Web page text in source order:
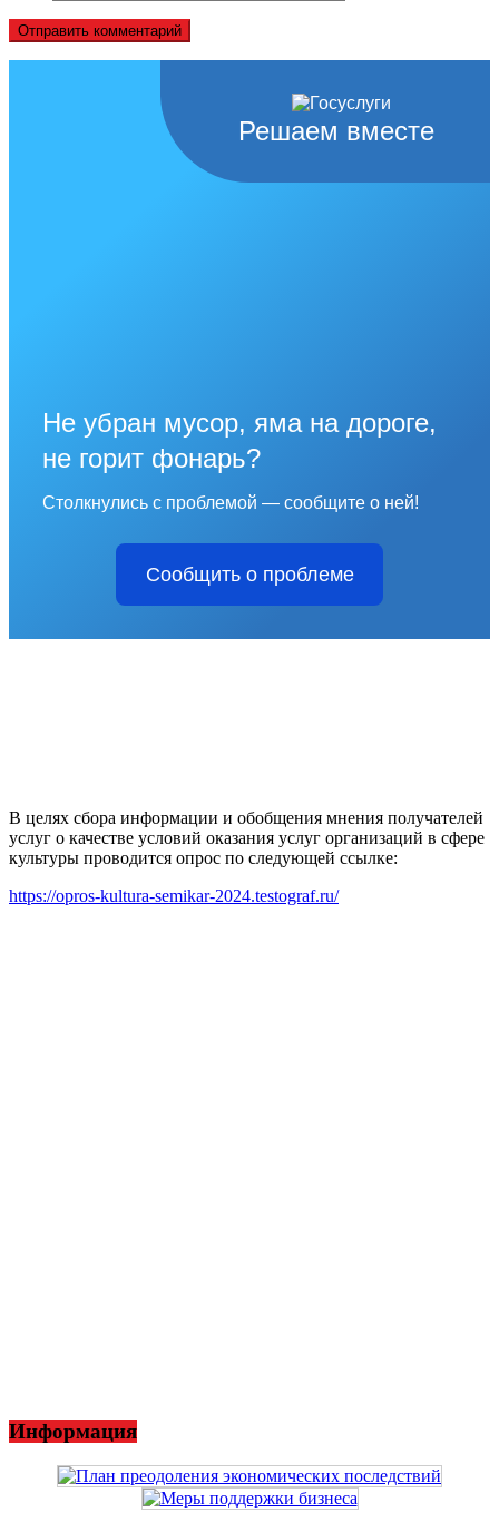
Решаем вместе
Не убран мусор, яма на дороге,
не горит фонарь?
Столкнулись с проблемой — сообщите о ней!
Сообщить о проблеме
В целях сбора информации и обобщения мнения получателей
услуг о качестве условий оказания услуг организаций в сфере
культуры проводится опрос по следующей ссылке:
https://opros-kultura-semikar-2024.testograf.ru/
Информация